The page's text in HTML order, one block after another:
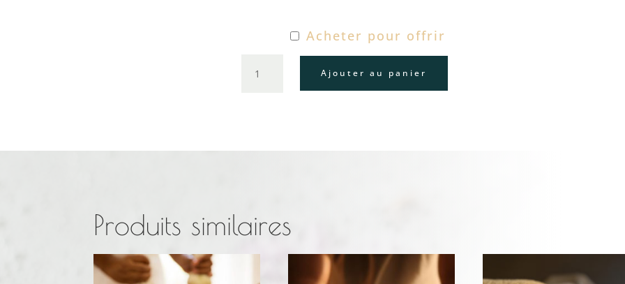
Acheter pour offrir
de
Ajouter au panier
Produits similaires